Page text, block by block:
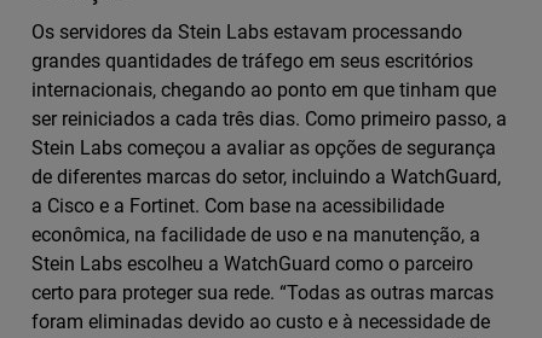
Os servidores da Stein Labs estavam processando
grandes quantidades de tráfego em seus escritórios
internacionais, chegando ao ponto em que tinham que
ser reiniciados a cada três dias. Como primeiro passo, a
Stein Labs começou a avaliar as opções de segurança
de diferentes marcas do setor, incluindo a WatchGuard,
a Cisco e a Fortinet. Com base na acessibilidade
econômica, na facilidade de uso e na manutenção, a
Stein Labs escolheu a WatchGuard como o parceiro
certo para proteger sua rede. “Todas as outras marcas
foram eliminadas devido ao custo e à necessidade de